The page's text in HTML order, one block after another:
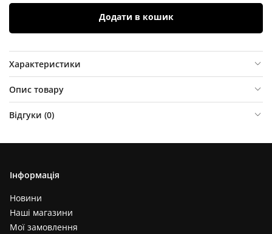
Додати в кошик
Характеристики
Опис товару
Відгуки (0)
Інформація
Новини
Наші магазини
Мої замовлення